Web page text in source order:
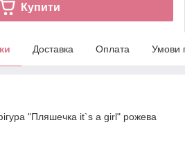
Купити
Доставка Оплата Умови
"Пляшечка it`s a girl" рожева